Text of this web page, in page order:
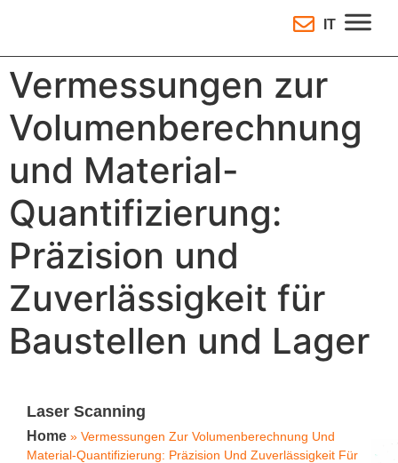
IT
Vermessungen zur
Volumenberechnung
und Material-
Quantifizierung:
Präzision und
Zuverlässigkeit für
Baustellen und Lager
Laser Scanning
Home » Vermessungen Zur Volumenberechnung Und
Material-Quantifizierung: Präzision Und Zuverlässigkeit Für